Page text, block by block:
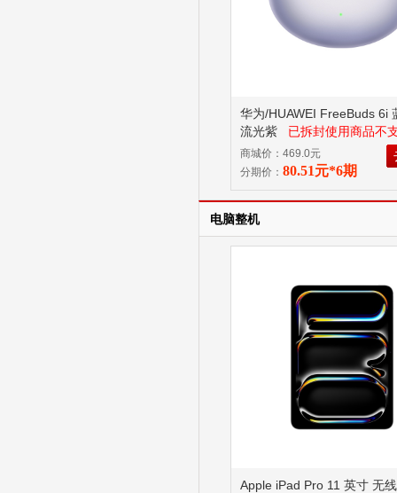
华为/HUAWEI FreeBuds 6i
流光紫
已拆封使用商品不
由退换货！
商城价：469.0元
分期价： 80.51元*6期
电脑整机
Apple iPad Pro 11 英寸 无